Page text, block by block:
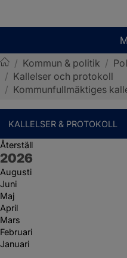
Sotenäs kommun
/ Kommun & politik /
/ Kallelser och protokoll
/ Kommunfullmäktiges
KALLELSER & PROTOKOLL
Återställ
År:
2026
Augusti
Juni
Maj
April
Mars
Februari
Januari